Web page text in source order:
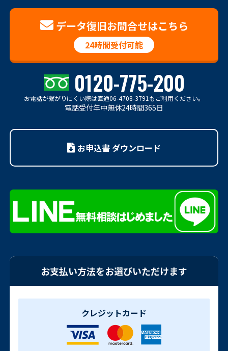
データ復旧お問合せはこちら
24時間受付可能
0120-775-200
お電話が繋がりにくい際は直通06-4708-3791もご利用ください。
電話受付年中無休24時間365日
お申込書 ダウンロード
お支払い方法をお選びいただけます
クレジットカード